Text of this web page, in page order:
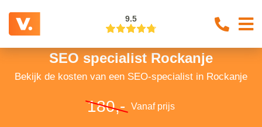
9.5
SEO specialist Rockanje
Bekijk de kosten van een SEO-specialist in Rockanje
180,- Vanaf prijs